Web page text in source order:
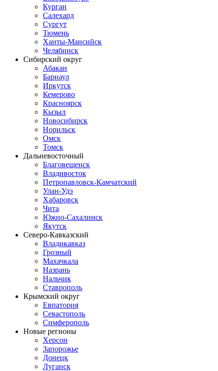
Курган
Салехард
Сургут
Тюмень
Ханты-Мансийск
Челябинск
Сибирский округ
Абакан
Барнаул
Иркутск
Кемерово
Красноярск
Кызыл
Новосибирск
Норильск
Омск
Томск
Дальневосточный
Благовещенск
Владивосток
Петропавловск-Камчатский
Улан-Удэ
Хабаровск
Чита
Южно-Сахалинск
Якутск
Северо-Кавказский
Владикавказ
Грозный
Махачкала
Назрань
Нальчик
Ставрополь
Крымский округ
Евпатория
Севастополь
Симферополь
Новые регионы
Херсон
Запорожье
Донецк
Луганск